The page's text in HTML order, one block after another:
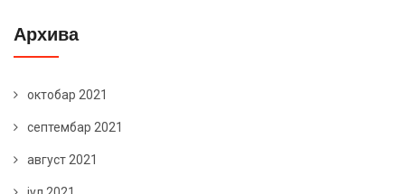
Архива
октобар 2021
септембар 2021
август 2021